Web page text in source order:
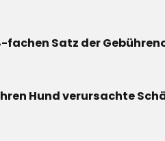
Satz der
Hund verursachte